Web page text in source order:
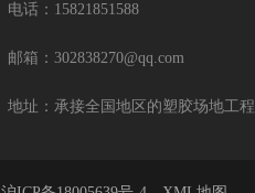
电话：15821851588
邮箱：302838270@qq.com
地址：承接全国地区的塑胶场地工程